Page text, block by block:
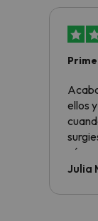
ellos
todo
Julia